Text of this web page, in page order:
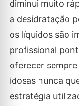
diminui muito
a desidratação
os líquidos são
profissional
oferecer
idosas nunca
estratégia